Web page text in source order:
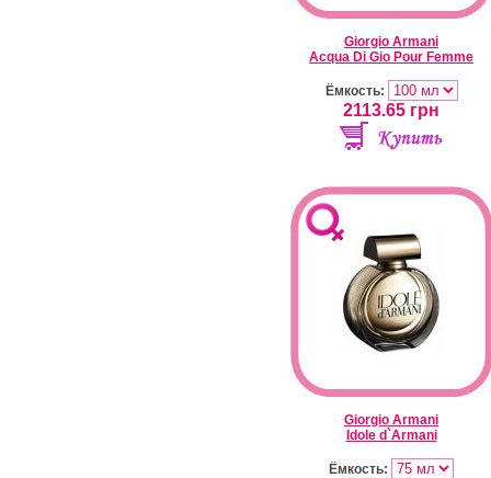
Giorgio Armani
Acqua Di Gio Pour Femme
Ёмкость:
2113.65 грн
Giorgio Armani
Idole d`Armani
Ёмкость: